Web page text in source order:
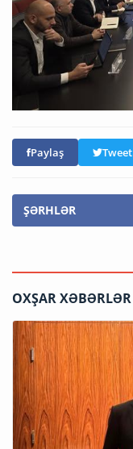
Paylaş Tweet
ŞƏRHLƏR
OXŞAR XƏBƏRLƏR